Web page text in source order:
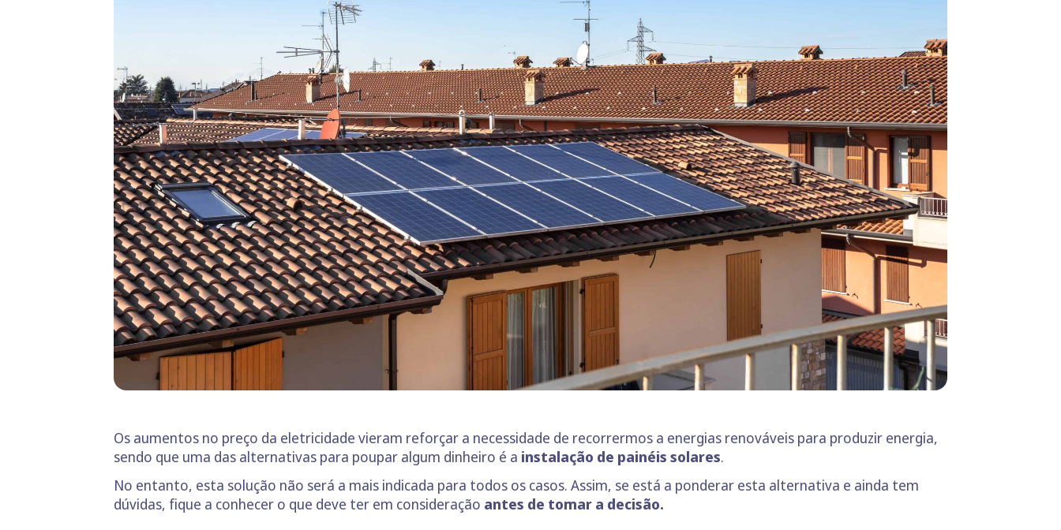
Os aumentos no preço da eletricidade vieram reforçar a necessidade de recorrermos a energias renováveis para produzir energia,
sendo que uma das alternativas para poupar algum dinheiro é a instalação de painéis solares.
No entanto, esta solução não será a mais indicada para todos os casos. Assim, se está a ponderar esta alternativa e ainda tem
dúvidas, fique a conhecer o que deve ter em consideração antes de tomar a decisão.